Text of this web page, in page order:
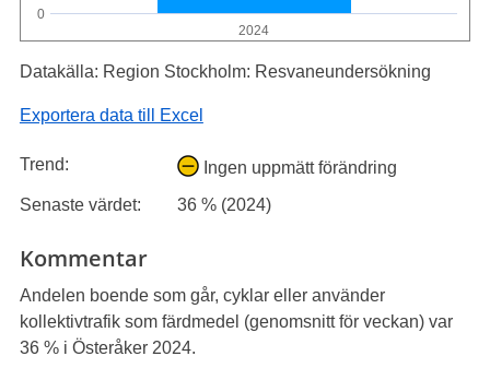
2024
0
Datakälla: Region Stockholm: Resvaneundersökning
Exportera data till Excel
Trend:
Ingen uppmätt förändring
Senaste värdet:
36 % (2024)
Kommentar
Andelen boende som går, cyklar eller använder
kollektivtrafik som färdmedel (genomsnitt för veckan) var
36 % i Österåker 2024.